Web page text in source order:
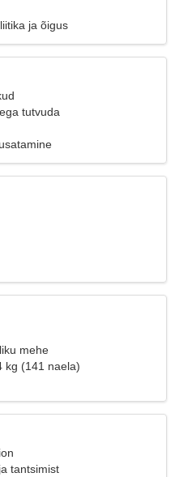
ja õigus
tutvuda
mehe
kg (141 naela)
tantsimist